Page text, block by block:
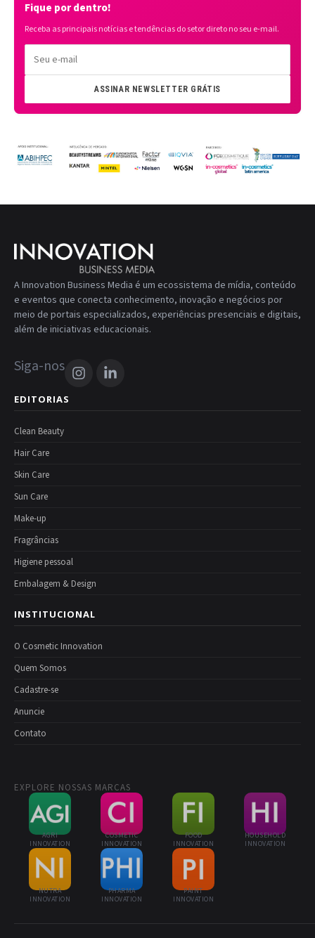
Fique por dentro!
Receba as principais notícias e tendências do setor direto no seu e-mail.
ASSINAR NEWSLETTER GRÁTIS
A Innovation Business Media é um ecossistema de mídia, conteúdo
e eventos que conecta conhecimento, inovação e negócios por
meio de portais especializados, experiências presenciais e digitais,
além de iniciativas educacionais.
Siga-nos
EDITORIAS
Clean Beauty
Hair Care
Skin Care
Sun Care
Make-up
Fragrâncias
Higiene pessoal
Embalagem & Design
INSTITUCIONAL
O Cosmetic Innovation
Quem Somos
Cadastre-se
Anuncie
Contato
EXPLORE NOSSAS MARCAS
AGRI
INNOVATION
COSMETIC
INNOVATION
FOOD
INNOVATION
HOUSEHOLD
INNOVATION
NUTRA
INNOVATION
PHARMA
INNOVATION
PAINT
INNOVATION